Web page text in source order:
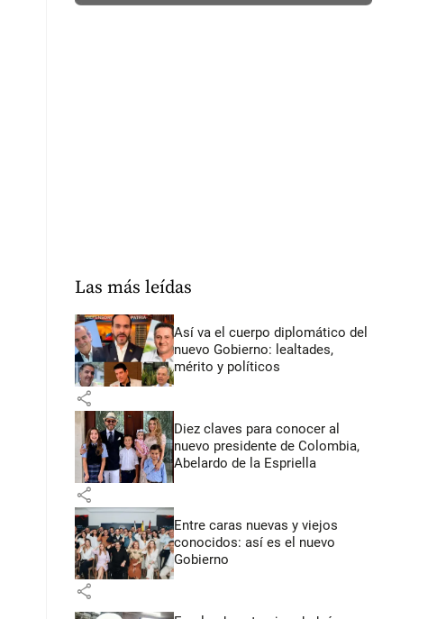
Las más leídas
Así va el cuerpo diplomático del
nuevo Gobierno: lealtades,
mérito y políticos
share
Diez claves para conocer al
nuevo presidente de Colombia,
Abelardo de la Espriella
share
Entre caras nuevas y viejos
conocidos: así es el nuevo
Gobierno
share